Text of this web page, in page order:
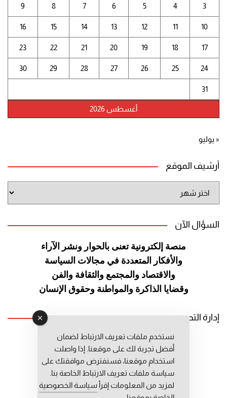
أغسطس 2026
3
4
5
6
7
8
9
10
11
12
13
14
15
16
17
18
19
20
21
22
23
24
25
26
27
28
29
30
31
« يوليو
أرشيف الموقع
الموقع
السؤال الآن
منصة إلكترونية تعنى بالحوار ونشر الآراء
والأفكار المتعددة في مجالات السياسة
والاقتصاد والمجتمع والثقافة والفن
وقضايا الذاكرة والمواطنة وحقوق الإنسان
إدارة التحرير
رئيس التحرير: عبد الرحيم التوراني
رئيس التحرير المساعد: المعطي قبال
مديرة التحرير: فاطمة حوحو
نستخدم ملفات تعريف الارتباط لضمان
أفضل تجربة لك على موقعنا. إذا واصلت
استخدام موقعنا، فسنفترض موافقتك على
سياسة ملفات تعريف الارتباط الخاصة بنا.
لمزيد من المعلومات إقرأ سياسة الخصوصية